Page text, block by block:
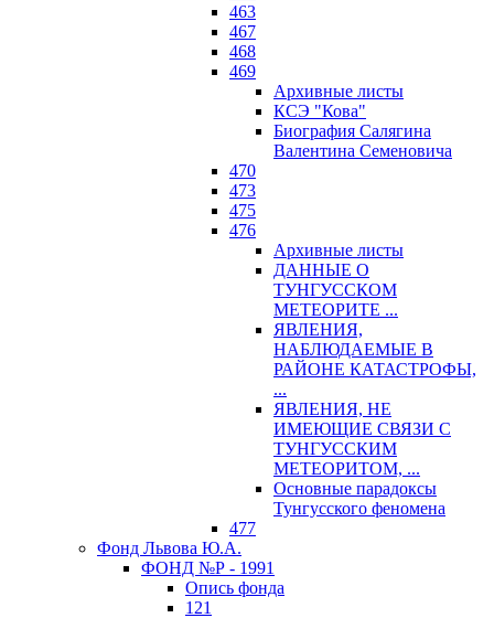
463
467
468
469
Архивные листы
КСЭ "Кова"
Биография Салягина
Валентина Семеновича
470
473
475
476
Архивные листы
ДАННЫЕ О
ТУНГУССКОМ
МЕТЕОРИТЕ ...
ЯВЛЕНИЯ,
НАБЛЮДАЕМЫЕ В
РАЙОНЕ КАТАСТРОФЫ,
...
ЯВЛЕНИЯ, НЕ
ИМЕЮЩИЕ СВЯЗИ С
ТУНГУССКИМ
МЕТЕОРИТОМ, ...
Основные парадоксы
Тунгусского феномена
477
Фонд Львова Ю.А.
ФОНД №Р - 1991
Опись фонда
121